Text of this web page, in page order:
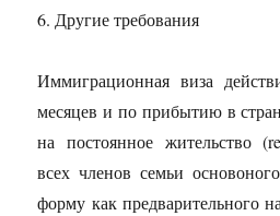
6. Другие требования
Иммиграционная виза
месяцев и по прибытию в
на постоянное жительство
всех членов семьи
форму как предварительного